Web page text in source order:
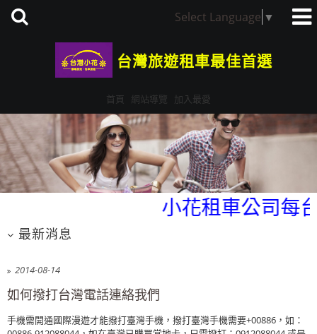
Select Language ▼
台灣旅遊租車最佳首選
首頁 網站導覽 加入最愛
小花租車公司每
最新消息
2014-08-14
如何撥打台灣電話連絡我們
手機需開通國際漫遊才能撥打臺灣手機，撥打臺灣手機需要+00886，如：